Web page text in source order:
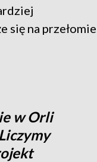
się na przełomie
w Orli